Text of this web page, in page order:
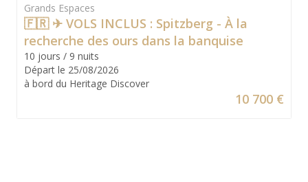
Grands Espaces
🇫🇷 ✈ VOLS INCLUS : Spitzberg - À la
recherche des ours dans la banquise
10 jours / 9 nuits
Départ le 25/08/2026
à bord du Heritage Discover
10 700 €